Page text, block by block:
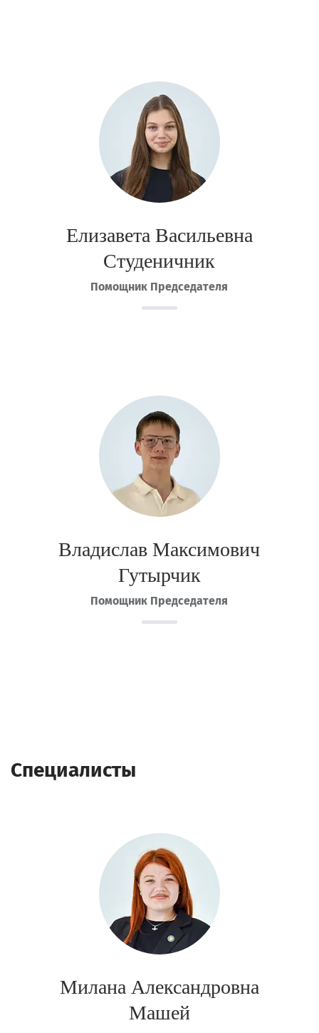
Елизавета Васильевна
Студеничник
Помощник Председателя
Владислав Максимович
Гутырчик
Помощник Председателя
Специалисты
Милана Александровна
Машей